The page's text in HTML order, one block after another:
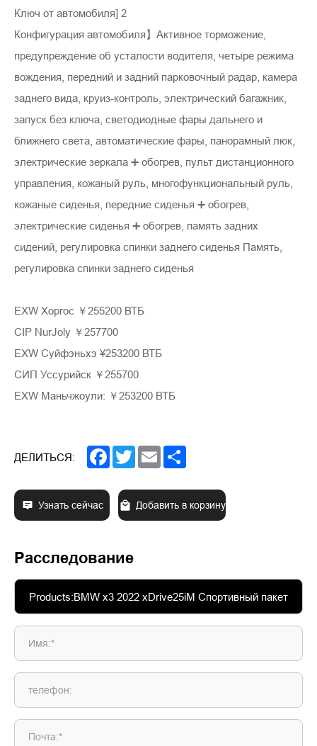
Ключ от автомобиля] 2
Конфигурация автомобиля】Активное торможение,
предупреждение об усталости водителя, четыре режима
вождения, передний и задний парковочный радар, камера
заднего вида, круиз-контроль, электрический багажник,
запуск без ключа, светодиодные фары дальнего и
ближнего света, автоматические фары, панорамный люк,
электрические зеркала ➕ обогрев, пульт дистанционного
управления, кожаный руль, многофункциональный руль,
кожаные сиденья, передние сиденья ➕ обогрев,
электрические сиденья ➕ обогрев, память задних
сидений, регулировка спинки заднего сиденья Память,
регулировка спинки заднего сиденья
EXW Хоргос ￥255200 ВТБ
CIP NurJoly ￥257700
EXW Суйфэньхэ ¥253200 ВТБ
СИП Уссурийск ￥255700
EXW Маньчжоули: ￥253200 ВТБ
ДЕЛИТЬСЯ: Facebook
TwitterEmail
Узнать сейчас Добавить в корзину
Расследование
Имя:*
телефон:
Почта:*